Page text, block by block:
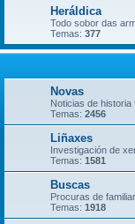
Heráldica
Todo sobor das
Temas: 377
Novas
Noticias de historia
Temas: 2456
Liñaxes
Investigación de
Temas: 1581
Buscas
Procuras de
Temas: 1918